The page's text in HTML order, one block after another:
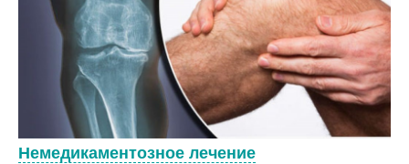
Немедикаментозное лечение